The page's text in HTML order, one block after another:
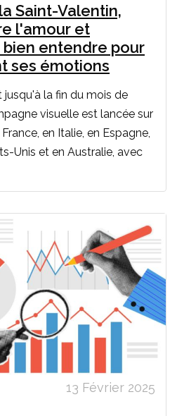
Saint-Valentin,
l'amour et
entendre pour
ses émotions
la fin du mois de
visuelle est lancée sur
en Italie, en Espagne,
Unis et en Australie, avec
13 Février 2025